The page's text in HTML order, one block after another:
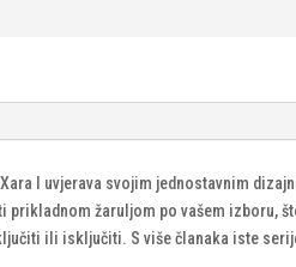
I uvjerava svojim jednostavnim
prikladnom žaruljom po vašem izboru,
ili isključiti. S više članaka iste